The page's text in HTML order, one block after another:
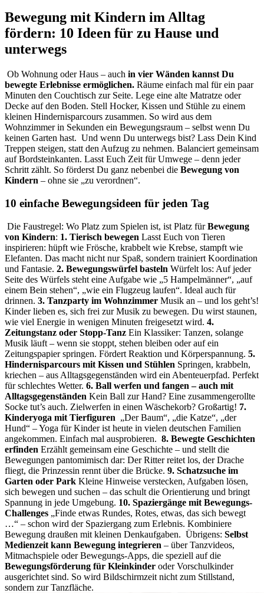
Bewegung mit Kindern im Alltag
fördern: 10 Ideen für zu Hause und
unterwegs
Ob Wohnung oder Haus – auch in vier Wänden kannst Du
bewegte Erlebnisse ermöglichen. Räume einfach mal für ein paar
Minuten den Couchtisch zur Seite. Lege eine alte Matratze oder
Decke auf den Boden. Stell Hocker, Kissen und Stühle zu einem
kleinen Hindernisparcours zusammen. So wird aus dem
Wohnzimmer in Sekunden ein Bewegungsraum – selbst wenn Du
keinen Garten hast. Und wenn Du unterwegs bist? Lass Dein Kind
Treppen steigen, statt den Aufzug zu nehmen. Balanciert gemeinsam
auf Bordsteinkanten. Lasst Euch Zeit für Umwege – denn jeder
Schritt zählt. So förderst Du ganz nebenbei die Bewegung von
Kindern – ohne sie „zu verordnen“.
10 einfache Bewegungsideen für jeden Tag
Die Faustregel: Wo Platz zum Spielen ist, ist Platz fürBewegung
von Kindern: 1. Tierisch bewegen Lasst Euch von Tieren
inspirieren: hüpft wie Frösche, krabbelt wie Krebse, stampft wie
Elefanten. Das macht nicht nur Spaß, sondern trainiert Koordination
und Fantasie. 2. Bewegungswürfel basteln Würfelt los: Auf jeder
Seite des Würfels steht eine Aufgabe wie „5 Hampelmänner“, „auf
einem Bein stehen“, „wie ein Flugzeug laufen“. Ideal auch für
drinnen. 3. Tanzparty im Wohnzimmer Musik an – und los geht’s!
Kinder lieben es, sich frei zur Musik zu bewegen. Du wirst staunen,
wie viel Energie in wenigen Minuten freigesetzt wird. 4.
Zeitungstanz oder Stopp-Tanz Ein Klassiker: Tanzen, solange
Musik läuft – wenn sie stoppt, stehen bleiben oder auf ein
Zeitungspapier springen. Fördert Reaktion und Körperspannung. 5.
Hindernisparcours mit Kissen und Stühlen Springen, krabbeln,
kriechen – aus Alltagsgegenständen wird ein Abenteuerpfad. Perfekt
für schlechtes Wetter. 6. Ball werfen und fangen – auch mit
Alltagsgegenständen Kein Ball zur Hand? Eine zusammengerollte
Socke tut’s auch. Zielwerfen in einen Wäschekorb? Großartig! 7.
Kinderyoga mit Tierfiguren „Der Baum“, „die Katze“, „der
Hund“ – Yoga für Kinder ist heute in vielen deutschen Familien
angekommen. Einfach mal ausprobieren. 8. Bewegte Geschichten
erfinden Erzählt gemeinsam eine Geschichte – und stellt die
Bewegungen pantomimisch dar: Der Ritter reitet los, der Drache
fliegt, die Prinzessin rennt über die Brücke. 9. Schatzsuche im
Garten oder Park Kleine Hinweise verstecken, Aufgaben lösen,
sich bewegen und suchen – das schult die Orientierung und bringt
Spannung in jede Umgebung. 10. Spaziergänge mit Bewegungs-
Challenges „Finde etwas Rundes, Rotes, etwas, das sich bewegt
…“ – schon wird der Spaziergang zum Erlebnis. Kombiniere
Bewegung draußen mit kleinen Denkaufgaben. Übrigens: Selbst
Medienzeit kann Bewegung integrieren – über Tanzvideos,
Mitmachspiele oder Bewegungs-Apps, die speziell auf die
Bewegungsförderung für Kleinkinder oder Vorschulkinder
ausgerichtet sind. So wird Bildschirmzeit nicht zum Stillstand,
sondern zur Tanzfläche.